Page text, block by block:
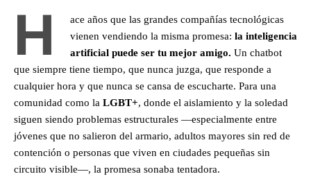
H
ace años que las grandes compañías tecnológicas
vienen vendiendo la misma promesa: la inteligencia
artificial puede ser tu mejor amigo. Un chatbot
que siempre tiene tiempo, que nunca juzga, que responde a
cualquier hora y que nunca se cansa de escucharte. Para una
comunidad como la LGBT+, donde el aislamiento y la soledad
siguen siendo problemas estructurales —especialmente entre
jóvenes que no salieron del armario, adultos mayores sin red de
contención o personas que viven en ciudades pequeñas sin
circuito visible—, la promesa sonaba tentadora.